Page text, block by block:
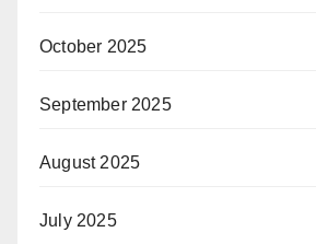
October 2025
September 2025
August 2025
July 2025